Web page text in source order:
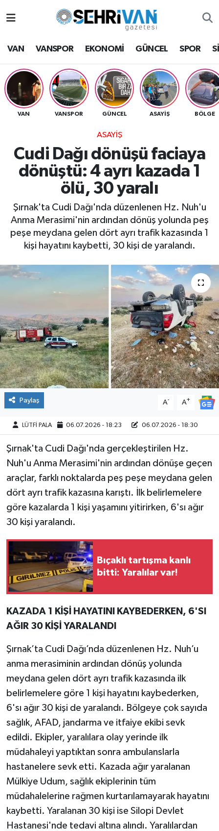
VAN VANSPOR EKONOMİ GÜNCEL SPOR
VAN VANSPOR GÜNCEL ASAYİŞ BÖLGE
ASAYİŞ
Cudi Dağı dönüşü faciaya
dönüştü: 4 ayrı kazada 1
ölü, 30 yaralı
Şırnak'ta Cudi Dağı'nda düzenlenen Hz. Nuh'u
Anma Merasimi'nin ardından dönüş yolunda peş
peşe meydana gelen dört ayrı trafik kazasında 1
kişi hayatını kaybetti, 30 kişi de yaralandı.
Paylaş A- A+
LÜTFİ PALA 06.07.2026 - 18:23 06.07.2026 - 18:30
Şırnak'ta Cudi Dağı'nda gerçekleştirilen Hz.
Nuh'u Anma Merasimi'nin ardından dönüşe geçen
araçlar, farklı noktalarda peş peşe meydana gelen
dört ayrı trafik kazasına karıştı. İlk belirlemelere
göre kazalarda 1 kişi yaşamını yitirirken, 6'sı ağır
30 kişi yaralandı.
Bıçaklı tartışma kanlı
bitti: Yaralılar var!
KAZADA 1 KİŞİ HAYATINI KAYBEDERKEN, 6'SI
AĞIR 30 KİŞİ YARALANDI
Şırnak’ta Cudi Dağı’nda düzenlenen Hz. Nuh’u
anma merasiminin ardından dönüş yolunda
meydana gelen dört ayrı trafik kazasında ilk
belirlemelere göre 1 kişi hayatını kaybederken,
6'sı ağır 30 kişi de yaralandı. Bölgeye çok sayıda
sağlık, AFAD, jandarma ve itfaiye ekibi sevk
edildi. Ekipler, yaralılara olay yerinde ilk
müdahaleyi yaptıktan sonra ambulanslarla
hastanelere sevk etti. Kazada ağır yaralanan
Mülkiye Udum, sağlık ekiplerinin tüm
müdahalelerine rağmen kurtarılamayarak hayatını
kaybetti. Yaralanan 30 kişi ise Silopi Devlet
Hastanesi'nde tedavi altına alındı. Yaralılardan
Van Hava Durumu
VAN Namaz Vakitleri
Van Trafik Yoğunluk Haritası
Süper Lig Puan Durumu ve Fikstür
Tüm Manşetler
Son Dakika Haberleri
Haber Arşivi